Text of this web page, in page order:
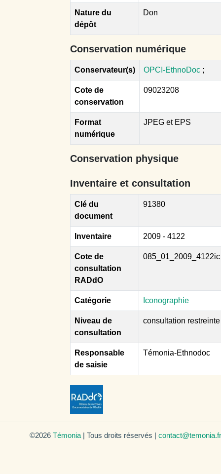
Nature du
dépôt
Don
Conservation numérique
Conservateur(s) OPCI-EthnoDoc ;
Cote de
conservation
09023208
Format
numérique
JPEG et EPS
Conservation physique
Inventaire et consultation
Clé du
document
91380
Inventaire 2009 - 4122
Cote de
consultation
RADdO
085_01_2009_4122ic
Catégorie Iconographie
Niveau de
consultation
consultation restreinte
Responsable
de saisie
Témonia-Ethnodoc
©2026 Témonia | Tous droits réservés | contact@temonia.fr